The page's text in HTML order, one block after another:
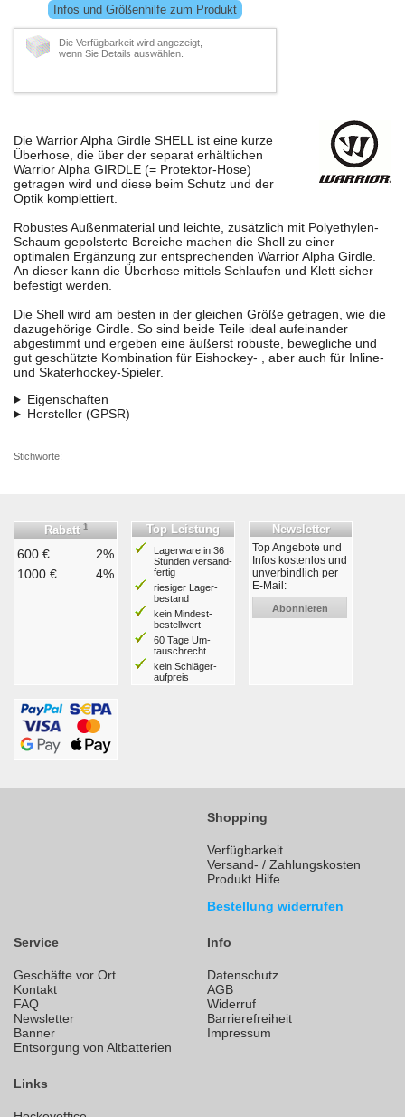
Infos und Größenhilfe zum Produkt
Die Verfügbarkeit wird angezeigt,
wenn Sie Details auswählen.
Die Warrior Alpha Girdle SHELL ist eine kurze
Überhose, die über der separat erhältlichen
Warrior Alpha GIRDLE (= Protektor-Hose)
getragen wird und diese beim Schutz und der
Optik komplettiert.
Robustes Außenmaterial und leichte, zusätzlich mit Polyethylen-
Schaum gepolsterte Bereiche machen die Shell zu einer
optimalen Ergänzung zur entsprechenden Warrior Alpha Girdle.
An dieser kann die Überhose mittels Schlaufen und Klett sicher
befestigt werden.
Die Shell wird am besten in der gleichen Größe getragen, wie die
dazugehörige Girdle. So sind beide Teile ideal aufeinander
abgestimmt und ergeben eine äußerst robuste, bewegliche und
gut geschützte Kombination für Eishockey- , aber auch für Inline-
und Skaterhockey-Spieler.
Eigenschaften
Hersteller (GPSR)
Stichworte:
Rabatt 1
600 €
2%
1000 €
4%
Top Leistung
Lagerware in 36
Stunden ver­sand­
fertig
riesiger Lager­
bestand
kein Mindest­
bestell­wert
60 Tage Um­
tausch­recht
kein Schläger­
aufpreis
Newsletter
Top Angebote und
Infos kostenlos und
unverbindlich per
E-Mail:
Abonnieren
Shopping
Verfügbarkeit
Versand- / Zahlungskosten
Produkt Hilfe
Bestellung widerrufen
Service
Geschäfte vor Ort
Kontakt
FAQ
Newsletter
Banner
Entsorgung von Altbatterien
Info
Datenschutz
AGB
Widerruf
Barrierefreiheit
Impressum
Links